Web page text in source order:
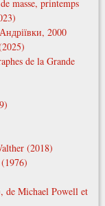
masse, printemps
2000
de la Grande
(2018)
de Michael Powell et